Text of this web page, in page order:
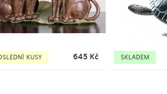
KUSY 645 Kč SKLADEM